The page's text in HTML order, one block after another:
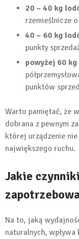
20 – 40 kg
rzemieślnicze
40 – 60 kg
punkty
powyżej 60
punktów
Warto pamiętać, że
dobrana z pewnym
której urządzenie
największego ruchu.
Jakie
Na to, jaką
naturalnych,